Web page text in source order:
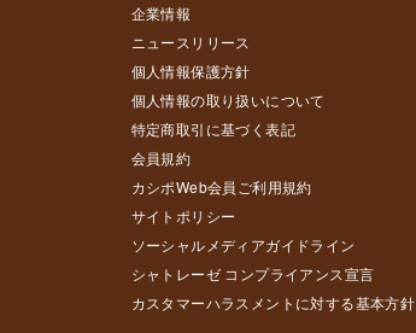
企業情報
ニュースリリース
個人情報保護方針
個人情報の取り扱いについて
特定商取引に基づく表記
会員規約
カシポWeb会員ご利用規約
サイトポリシー
ソーシャルメディアガイドライン
シャトレーゼ コンプライアンス宣言
カスタマーハラスメントに対する基本方針